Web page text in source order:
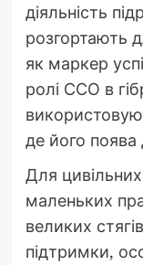
діяльність
розгортають
як маркер
ролі ССО в
де його поява
Для
маленьких
великих
підтримки,